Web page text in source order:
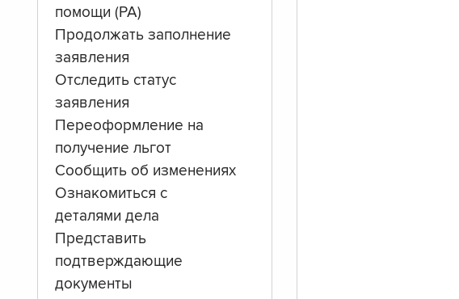
помощи (PA)
Продолжать заполнение
заявления
Отследить статус
заявления
Переоформление на
получение льгот
Сообщить об изменениях
Ознакомиться с
деталями дела
Представить
подтверждающие
документы